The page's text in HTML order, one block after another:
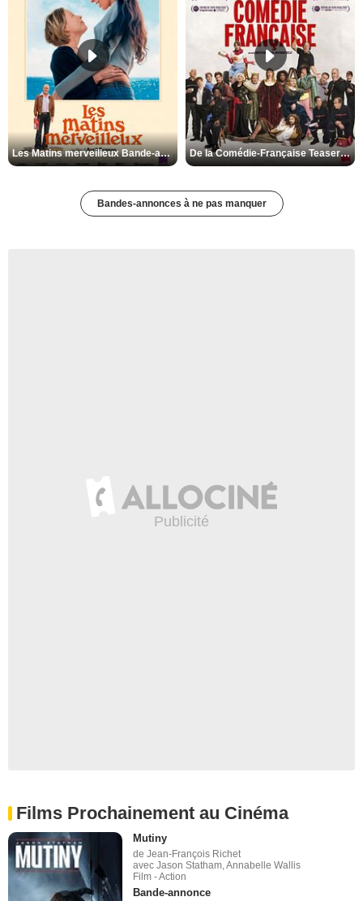
Les Matins merveilleux Bande-annonce VF De la Comédie-Française Teaser VF
Bandes-annonces à ne pas manquer
Films Prochainement au Cinéma
Mutiny
de Jean-François Richet
avec Jason Statham, Annabelle Wallis
Film - Action
Bande-annonce